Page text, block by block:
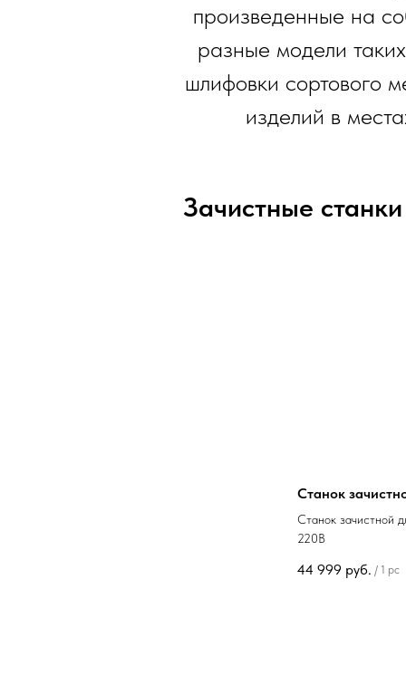
произведенные на
разные модели
шлифовки сортового
изделий в
Зачистные
Станок
Станок зачистной
220В
44 999 руб. / 1 pc